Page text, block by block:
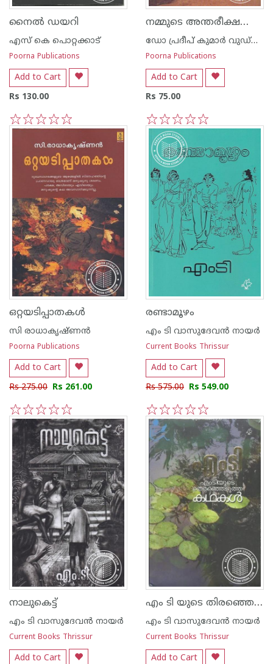
നൈല്‍ ഡയറി
എസ്‌ കെ പൊറ്റക്കാട്‌
Poorna Publications
Add to Cart
Rs 130.00
5
4
3
2
1
നമ്മുടെ അന്തരീക്ഷവും കാലാവസ്ഥാ ഘടകങ്ങ‌ളും
ഡോ പ്രദീപ് കുമാര്‍ വുഡ്നില്‍
Poorna Publications
Add to Cart
Rs 75.00
5
4
3
2
1
ഒറ്റയടിപ്പാതകള്‍
സി രാധാകൃഷ്ണന്‍
Poorna Publications
Add to Cart
Rs 275.00 Rs 261.00
5
4
3
2
1
രണ്ടാമൂഴം
എം ടി വാസുദേവന്‍ നായര്‍
Current Books Thrissur
Add to Cart
Rs 575.00 Rs 549.00
5
4
3
2
1
നാലുകെട്ട്
എം ടി വാസുദേവന്‍ നായര്‍
Current Books Thrissur
Add to Cart
എം ടി യുടെ തിരഞ്ഞെടുത്ത കഥകള്‍
എം ടി വാസുദേവന്‍ നായര്‍
Current Books Thrissur
Add to Cart